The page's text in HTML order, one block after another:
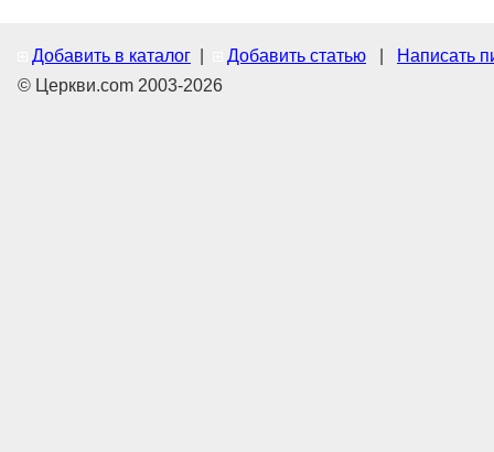
Добавить в каталог Добавить статью
Написать
© Церкви.com 2003-2026